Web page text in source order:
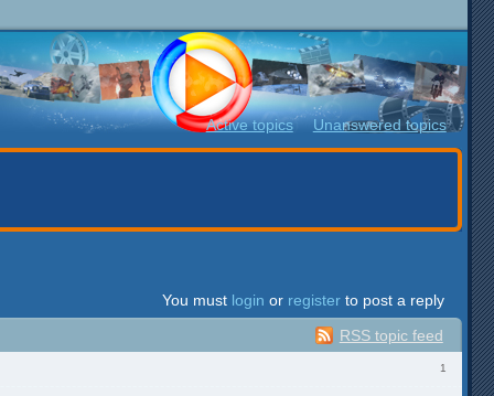
Active topics Unanswered topics
You must login or register to post a reply
RSS topic feed
1